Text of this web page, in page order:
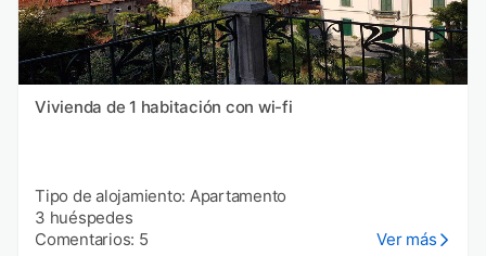
Vivienda de 1 habitación con wi-fi
Tipo de alojamiento: Apartamento
3 huéspedes
Comentarios: 5
Ver más